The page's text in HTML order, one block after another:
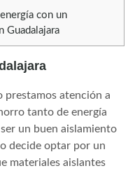
con un
Guadalajara
prestamos atención a
tanto de energía
un buen aislamiento
decide optar por un
materiales aislantes